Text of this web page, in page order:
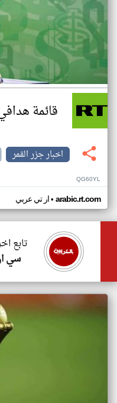
قائمة هدافي
اخبار جزر القمر
QG60YL
ار تي عربي• arabic.rt.com
تابع
سي